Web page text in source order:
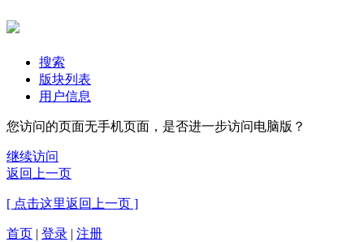
搜索
版块列表
用户信息
您访问的页面无手机页面，是否进一步访问电脑版？
继续访问
返回上一页
[ 点击这里返回上一页 ]
首页 | 登录 | 注册